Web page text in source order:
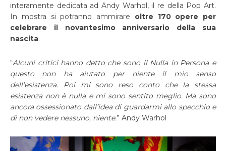
interamente dedicata ad Andy Warhol, il re della Pop Art.
In mostra si potranno ammirare oltre 170 opere per
celebrare il novantesimo anniversario della sua
nascita.
“Alcuni critici hanno detto che sono il Nulla in Persona e
questo non ha aiutato per niente il mio senso
dell’esistenza. Poi mi sono reso conto che la stessa
esistenza non è nulla e mi sono sentito meglio. Ma sono
ancora ossessionato dall’idea di guardarmi allo specchio e
di non vedere nessuno, niente.” Andy Warhol